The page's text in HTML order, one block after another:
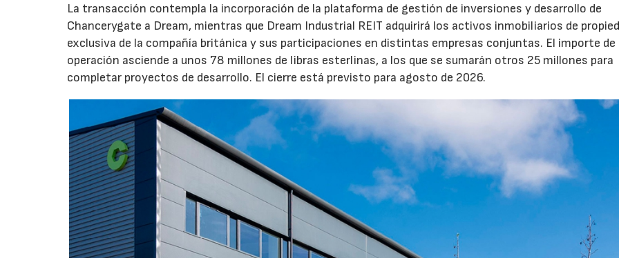
La transacción contempla la incorporación de la plataforma de gestión de inversiones y desarrollo de
Chancerygate a Dream, mientras que Dream Industrial REIT adquirirá los activos inmobiliarios de
exclusiva de la compañía británica y sus participaciones en distintas empresas conjuntas. El importe de
operación asciende a unos 78 millones de libras esterlinas, a los que se sumarán otros 25 millones para
completar proyectos de desarrollo. El cierre está previsto para agosto de 2026.